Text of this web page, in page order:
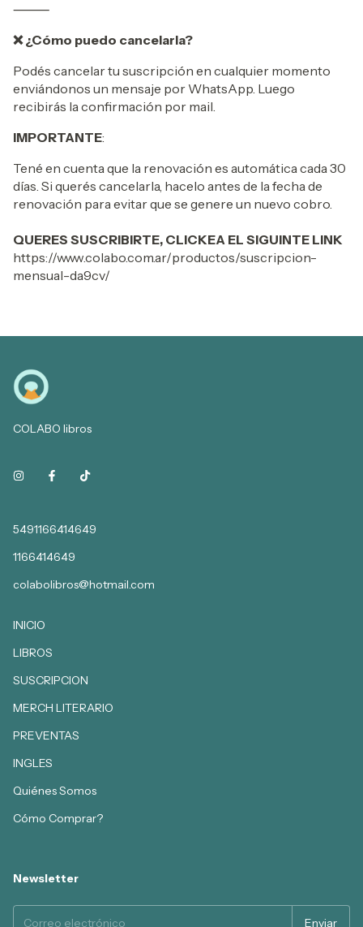
⸻
❌ ¿Cómo puedo cancelarla?
Podés cancelar tu suscripción en cualquier momento
enviándonos un mensaje por WhatsApp. Luego
recibirás la confirmación por mail.
IMPORTANTE:
Tené en cuenta que la renovación es automática cada 30
días. Si querés cancelarla, hacelo antes de la fecha de
renovación para evitar que se genere un nuevo cobro.
QUERES SUSCRIBIRTE, CLICKEA EL SIGUINTE LINK
https://www.colabo.com.ar/productos/suscripcion-
mensual-da9cv/
COLABO libros
5491166414649
1166414649
colabolibros@hotmail.com
INICIO
LIBROS
SUSCRIPCION
MERCH LITERARIO
PREVENTAS
INGLES
Quiénes Somos
Cómo Comprar?
Newsletter